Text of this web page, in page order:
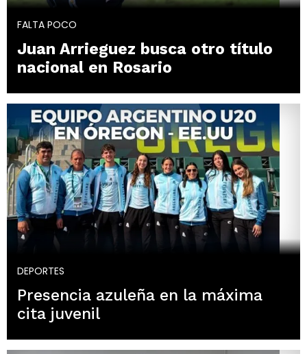
FALTA POCO
Juan Arrieguez busca otro título
nacional en Rosario
DEPORTES
Presencia azuleña en la máxima
cita juvenil